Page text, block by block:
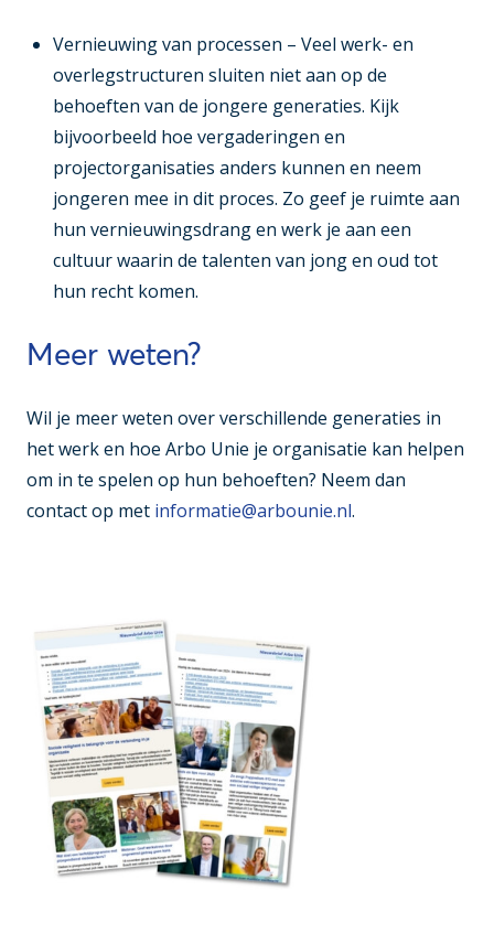
Vernieuwing van processen – Veel werk- en
overlegstructuren sluiten niet aan op de
behoeften van de jongere generaties. Kijk
bijvoorbeeld hoe vergaderingen en
projectorganisaties anders kunnen en neem
jongeren mee in dit proces. Zo geef je ruimte aan
hun vernieuwingsdrang en werk je aan een
cultuur waarin de talenten van jong en oud tot
hun recht komen.
Meer weten?
Wil je meer weten over verschillende generaties in
het werk en hoe Arbo Unie je organisatie kan helpen
om in te spelen op hun behoeften? Neem dan
contact op met informatie@arbounie.nl.